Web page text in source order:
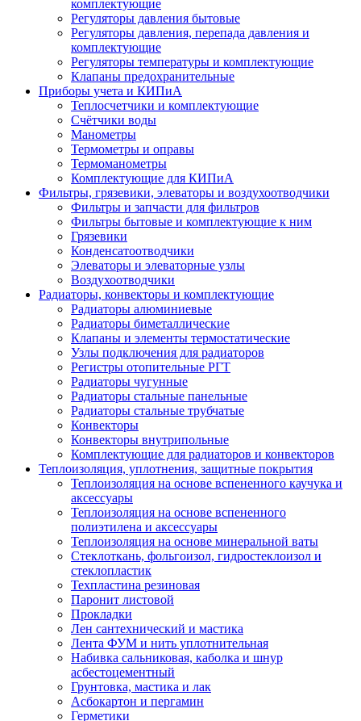
комплектующие
Регуляторы давления бытовые
Регуляторы давления, перепада давления и
комплектующие
Регуляторы температуры и комплектующие
Клапаны предохранительные
Приборы учета и КИПиА
Теплосчетчики и комплектующие
Счётчики воды
Манометры
Термометры и оправы
Термоманометры
Комплектующие для КИПиА
Фильтры, грязевики, элеваторы и воздухоотводчики
Фильтры и запчасти для фильтров
Фильтры бытовые и комплектующие к ним
Грязевики
Конденсатоотводчики
Элеваторы и элеваторные узлы
Воздухоотводчики
Радиаторы, конвекторы и комплектующие
Радиаторы алюминиевые
Радиаторы биметаллические
Клапаны и элементы термостатические
Узлы подключения для радиаторов
Регистры отопительные РГТ
Радиаторы чугунные
Радиаторы стальные панельные
Радиаторы стальные трубчатые
Конвекторы
Конвекторы внутрипольные
Комплектующие для радиаторов и конвекторов
Теплоизоляция, уплотнения, защитные покрытия
Теплоизоляция на основе вспененного каучука и
аксессуары
Теплоизоляция на основе вспененного
полиэтилена и аксессуары
Теплоизоляция на основе минеральной ваты
Стеклоткань, фольгоизол, гидростеклоизол и
стеклопластик
Техпластина резиновая
Паронит листовой
Прокладки
Лен сантехнический и мастика
Лента ФУМ и нить уплотнительная
Набивка сальниковая, каболка и шнур
асбестоцементный
Грунтовка, мастика и лак
Асбокартон и пергамин
Герметики